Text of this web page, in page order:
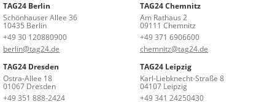
TAG24 Berlin
Schönhauser Allee 36
10435 Berlin
+49 30 120880900
berlin@tag24.de
TAG24 Chemnitz
Am Rathaus 2
09111 Chemnitz
+49 371 6906600
chemnitz@tag24.de
TAG24 Dresden
Ostra-Allee 18
01067 Dresden
+49 351 888-2424
TAG24 Leipzig
Karl-Liebknecht-Straße 8
04107 Leipzig
+49 341 24250430